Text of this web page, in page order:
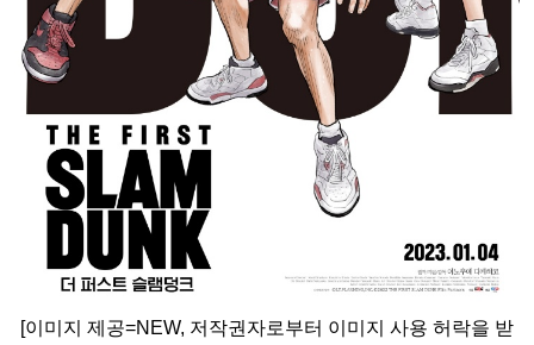
[이미지 제공=NEW, 저작권자로부터 이미지 사용 허락을 받